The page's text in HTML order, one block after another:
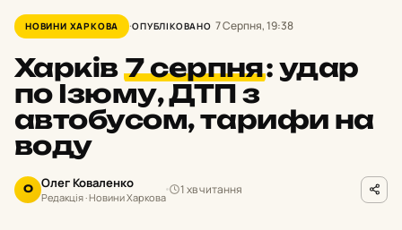
НОВИНИ ХАРКОВА ОПУБЛІКОВАНО 7 Серпня, 19:38
Харків7 серпня: удар
по Ізюму, ДТП з
автобусом, тарифи на
воду
О Олег Коваленко
Редакція · Новини Харкова
1 хв читання